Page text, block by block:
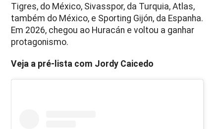
Tigres, do México, Sivasspor, da Turquia, Atlas,
também do México, e Sporting Gijón, da Espanha.
Em 2026, chegou ao Huracán e voltou a ganhar
protagonismo.
Veja a pré-lista com Jordy Caicedo